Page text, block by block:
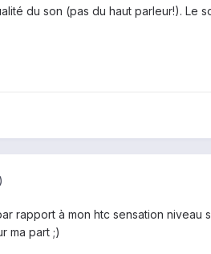
du son (pas du haut parleur!). Le
rapport à mon htc sensation
ma part ;)